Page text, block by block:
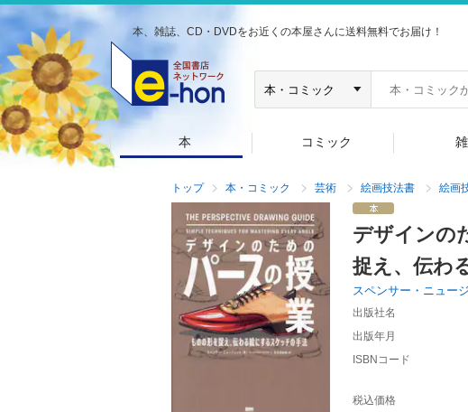
本、雑誌、CD・DVDをお近くの本屋さんに送料無料でお届け！
本 コミック
トップ 本・コミック 芸術 絵画技法書 絵画
デザインの
捉え、伝わ
スペンサー・ニュー
出版社名
出版年月
ISBNコード
税込価格